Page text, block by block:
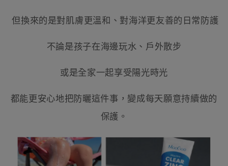
但換來的是對肌膚更溫和、對海洋更友善的日常防護
不論是孩子在海邊玩水、戶外散步
或是全家一起享受陽光時光
都能更安心地把防曬這件事，變成每天願意持續做的
保護。